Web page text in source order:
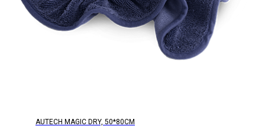
AUTECH MAGIC DRY, 50*80СМ